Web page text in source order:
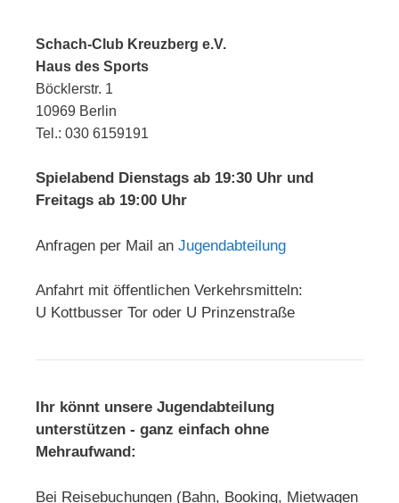
Schach-Club Kreuzberg e.V.
Haus des Sports
Böcklerstr. 1
10969 Berlin
Tel.: 030 6159191
Spielabend Dienstags ab 19:30 Uhr und
Freitags ab 19:00 Uhr
Anfragen per Mail an Jugendabteilung
Anfahrt mit öffentlichen Verkehrsmitteln:
U Kottbusser Tor oder U Prinzenstraße
Ihr könnt unsere Jugendabteilung
unterstützen - ganz einfach ohne
Mehraufwand:
Bei Reisebuchungen (Bahn, Booking, Mietwagen